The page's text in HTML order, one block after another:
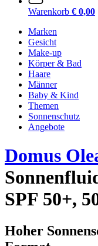
Warenkorb € 0,00
Marken
Gesicht
Make-up
Körper & Bad
Haare
Männer
Baby & Kind
Themen
Sonnenschutz
Angebote
Domus
SPF 50+,
Hoher